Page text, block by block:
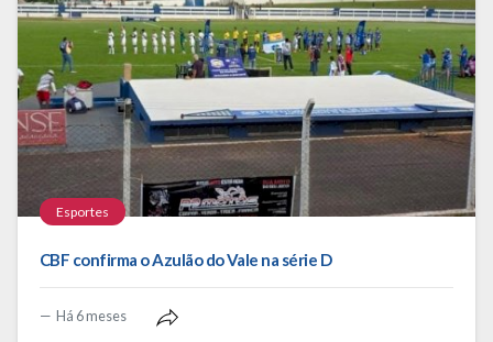
Esportes
CBF confirma o Azulão do Vale na série D
Há 6 meses